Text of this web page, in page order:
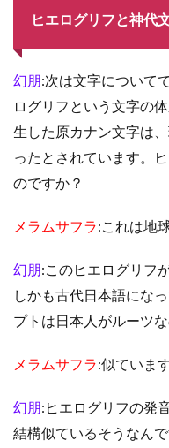
ヒエログリフと神代
幻朋:次は文字について
ログリフという文字の
生した原カナン文字は
ったとされています。
のですか？
メラムサフラ:これは地
幻朋:このヒエログリフ
しかも古代日本語にな
プトは日本人がルーツ
メラムサフラ:似ていま
幻朋:ヒエログリフの発
結構似ているそうなんで